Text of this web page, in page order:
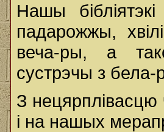
Нашы
падарожжы,
веча-ры, а
сустрэчы з бела-
З нецярплівасцю
і на нашых